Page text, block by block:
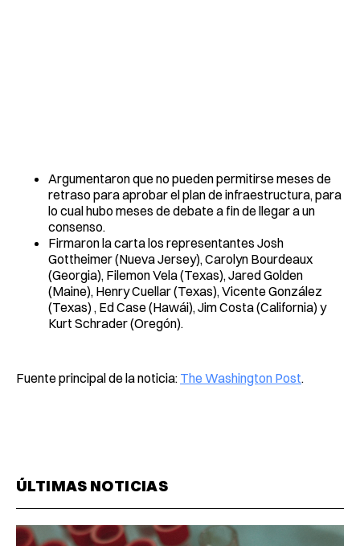
Argumentaron que no pueden permitirse meses de
retraso para aprobar el plan de infraestructura, para
lo cual hubo meses de debate a fin de llegar a un
consenso.
Firmaron la carta los representantes Josh
Gottheimer (Nueva Jersey), Carolyn Bourdeaux
(Georgia), Filemon Vela (Texas), Jared Golden
(Maine), Henry Cuellar (Texas), Vicente González
(Texas) , Ed Case (Hawái), Jim Costa (California) y
Kurt Schrader (Oregón).
Fuente principal de la noticia: The Washington Post.
ÚLTIMAS NOTICIAS